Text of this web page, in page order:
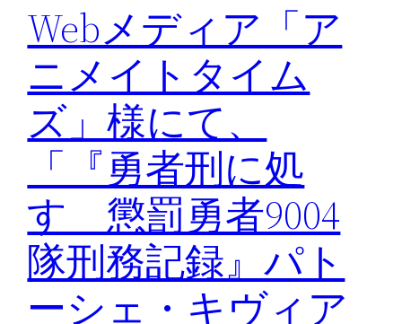
Webメディア「ア
ニメイトタイム
ズ」様にて、
「『勇者刑に処
す 懲罰勇者9004
隊刑務記録』パト
ーシェ・キヴィア